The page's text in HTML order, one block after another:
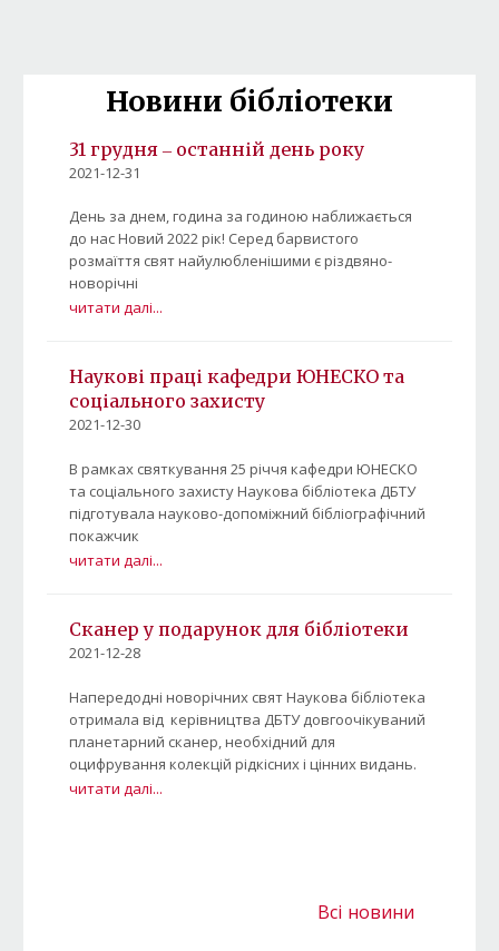
Новини бібліотеки
31 грудня ‒ останній день року
2021-12-31
День за днем, година за годиною наближається
до нас Новий 2022 рік! Серед барвистого
розмаїття свят найулюбленішими є різдвяно-
новорічні
читати далі...
Наукові праці кафедри ЮНЕСКО та
соціального захисту
2021-12-30
В рамках святкування 25 річчя кафедри ЮНЕСКО
та соціального захисту Наукова бібліотека ДБТУ
підготувала науково-допоміжний бібліографічний
покажчик
читати далі...
Сканер у подарунок для бібліотеки
2021-12-28
Напередодні новорічних свят Наукова бібліотека
отримала від керівництва ДБТУ довгоочікуваний
планетарний сканер, необхідний для
оцифрування колекцій рідкісних і цінних видань.
читати далі...
Всі новини